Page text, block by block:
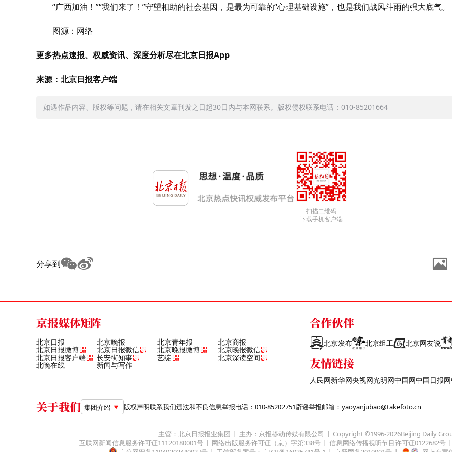
“广西加油！”“我们来了！”守望相助的社会基因，是最为可靠的“心理基础设施”，也是我们战风斗雨的强大底气。
图源：网络
更多热点速报、权威资讯、深度分析尽在北京日报App
来源：北京日报客户端
如遇作品内容、版权等问题，请在相关文章刊发之日起30日内与本网联系。版权侵权联系电话：010-85201664
扫描二维码
下载手机客户端
分享到
京报媒体矩阵
北京日报 北京晚报 北京青年报 北京商报
北京日报微博 北京日报微信 北京晚报微博
北京晚报微信
北京日报客户端
长安街知事 艺绽 北京深读空间
北晚在线 新闻与写作
合作伙伴
北京发布 北京组工 北京网友说
友情链接
人民网新华网央视网光明网中国网中国日报网
关于我们 集团介绍 版权声明联系我们违法和不良信息举报电话：010-85202751辟谣举报邮箱：yaoyanjubao@takefoto.cn
主管：北京日报报业集团 主办：京报移动传媒有限公司 Copyright ©1996-2026Beijing Daily
互联网新闻信息服务许可证11120180001号
网络出版服务许可证（京）字第338号
信息网络传播视听节目许可证0122682号